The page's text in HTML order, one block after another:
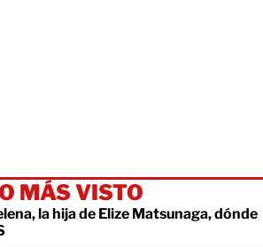
MÁS VISTO
la hija de Elize Matsunaga, dónde